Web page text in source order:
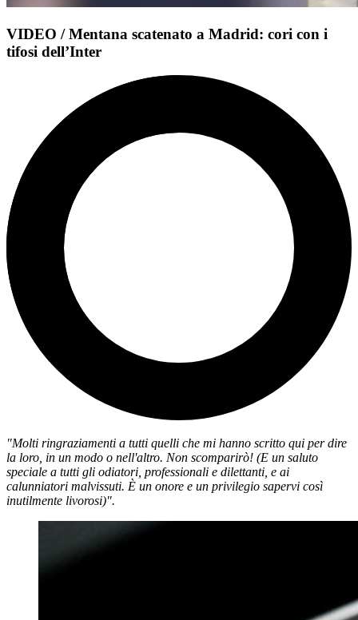
VIDEO / Mentana scatenato a Madrid: cori con i
tifosi dell’Inter
"Molti ringraziamenti a tutti quelli che mi hanno scritto qui per dire
la loro, in un modo o nell'altro. Non scomparirò! (E un saluto
speciale a tutti gli odiatori, professionali e dilettanti, e ai
calunniatori malvissuti. È un onore e un privilegio sapervi così
inutilmente livorosi)".